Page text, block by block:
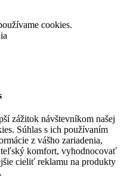
cookies.
zážitok návštevníkom našej
Súhlas s ich používaním
z vášho zariadenia,
komfort, vyhodnocovať
cieliť reklamu na produkty